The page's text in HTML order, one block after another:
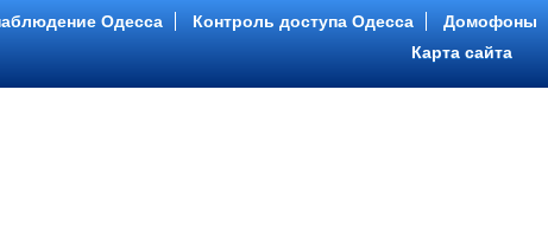
Одесса Контроль доступа Одесса
Домофоны
Карта сайта